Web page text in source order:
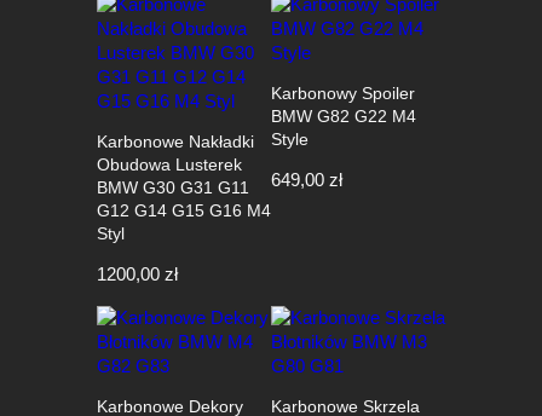
Karbonowe Nakładki
Obudowa Lusterek
BMW G30 G31 G11
G12 G14 G15 G16 M4
Styl
1200,00 zł
Karbonowy Spoiler
BMW G82 G22 M4
Style
649,00 zł
Karbonowe Dekory
Karbonowe Skrzela